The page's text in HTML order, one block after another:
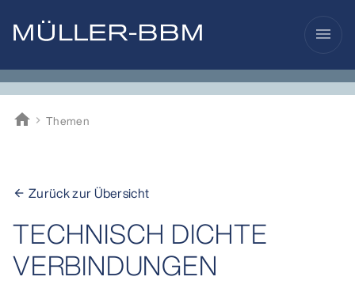
menu
home
Müller-BBM
Themen
arrow_back Zurück zur Übersicht
TECHNISCH DICHTE
VERBINDUNGEN